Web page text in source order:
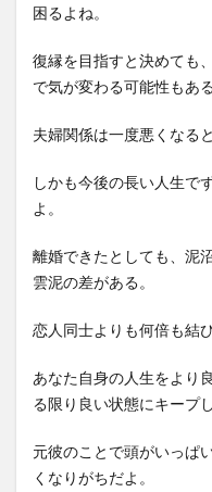
困るよね。
復縁を目指すと決めても
で気が変わる可能性もある
夫婦関係は一度悪くなる
しかも今後の長い人生で
よ。
離婚できたとしても、泥
雲泥の差がある。
恋人同士よりも何倍も結
あなた自身の人生をより
る限り良い状態にキープ
元彼のことで頭がいっぱ
くなりがちだよ。